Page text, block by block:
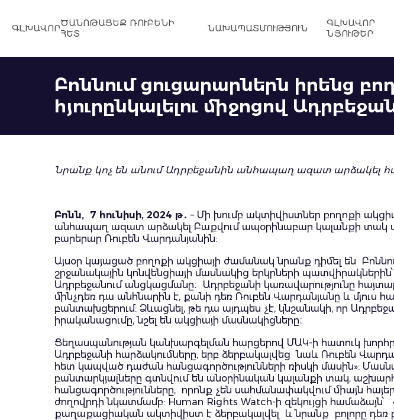
ԳԼԽԱՎՈՐԾԱՆՈԹԱՑԵՔ ՌՈՒԲԵՆԻ
ՀԵՏ
ՆԱԽԱՊԱՏՄՈՒԹՅՈՒՆ
ԳԼԽԱՎՈՐ
ՆՅՈՒԹԵՐ
Բոննում ցուցարարներն իրենց
հյուրընկալելու միջոցով
Նրանք կոչ են անում Ադրբեջանին անհապաղ ազատ արձակել
Բոնն, 7 հունիսի, 2024 թ․ – Մի խումբ ակտիվիստներ բողոքի
անհապաղ ազատ արձակել Բաքվում ապօրինաբար կալանքի տակ
բարերար Ռուբեն Վարդանյանին:
Այսօր կայացած բողոքի ակցիայի ժամանակ նրանք դիմել են
շրջանակային կոնվենցիայի մասնակից երկրների
Ադրբեջանում անցկացմանը։ Ադրբեջանի կառավարությունը
մինչդեռ դա անհնարին է, քանի դեռ Ռուբեն Վարդանյանը և մյուս
բանտախցերում: Ձևացնել, թե դա այդպես չէ, կնշանակի, որ
իրականացումը, նշել են ակցիայի մասնակիցները։
Ցեղասպանության կանխարգելման հարցերով ՄԱԿ-ի հատուկ
Ադրբեջանի հարձակումները, երբ ձերբակալվեց նաև Ռուբեն
հետ կապված դաժան հանցագործությունների ռիսկի մասին»:
բանտարկյալները գտնվում են անօրինական կալանքի տակ,
հանցագործությունները, որոնք չեն սահմանափակվում միայն
ժողովրդի նկատմամբ: Human Rights Watch-ի զեկույցի
քաղաքացիական ակտիվիստ է ձերբակալվել և նրանք բոլորը դեռ